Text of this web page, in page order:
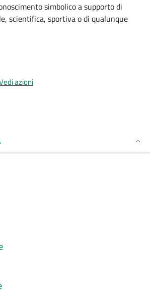
simbolico a supporto di
scientifica, sportiva o di qualunque
azioni